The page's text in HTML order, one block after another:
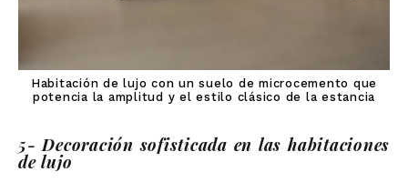
Habitación de lujo con un suelo de microcemento que
potencia la amplitud y el estilo clásico de la estancia
5- Decoración sofisticada en las habitaciones
de lujo